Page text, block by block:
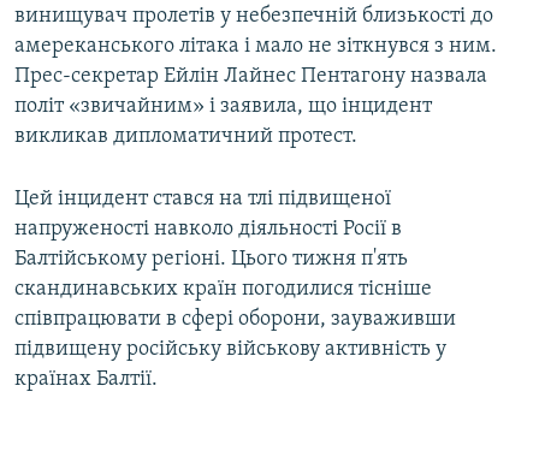
винищувач пролетів у небезпечній близькості до
амереканського літака і мало не зіткнувся з ним.
Прес-секретар Ейлін Лайнес Пентагону назвала
політ «звичайним» і заявила, що інцидент
викликав дипломатичний протест.
Цей інцидент стався на тлі підвищеної
напруженості навколо діяльності Росії в
Балтійському регіоні. Цього тижня п'ять
скандинавських країн погодилися тісніше
співпрацювати в сфері оборони, зауваживши
підвищену російську військову активність у
країнах Балтії.